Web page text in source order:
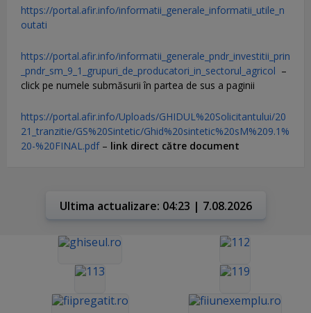
https://portal.afir.info/informatii_generale_informatii_utile_n
outati
https://portal.afir.info/informatii_generale_pndr_investitii_prin
_pndr_sm_9_1_grupuri_de_producatori_in_sectorul_agricol –
click pe numele submăsurii în partea de sus a paginii
https://portal.afir.info/Uploads/GHIDUL%20Solicitantului/20
21_tranzitie/GS%20Sintetic/Ghid%20sintetic%20sM%209.1%
20-%20FINAL.pdf– link direct către document
Ultima actualizare: 04:23 | 7.08.2026